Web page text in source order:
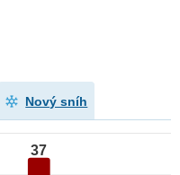
Nový sníh
37